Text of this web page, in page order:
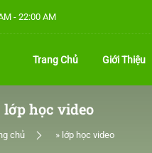
- 22:00 AM
Trang Chủ Giới Thiệu
lớp học video
chủ » lớp học video